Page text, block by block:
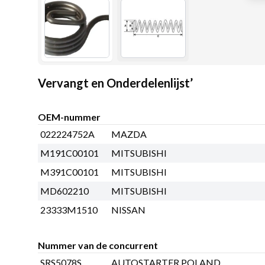
Vervangt en Onderdelenlijst’
OEM-nummer
022224752A
MAZDA
M191C00101
MITSUBISHI
M391C00101
MITSUBISHI
MD602210
MITSUBISHI
23333M1510
NISSAN
Nummer van de concurrent
SRS5078S
AUTOSTARTER POLAND